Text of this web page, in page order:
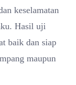
keselamatan
Hasil uji
baik dan siap
maupun